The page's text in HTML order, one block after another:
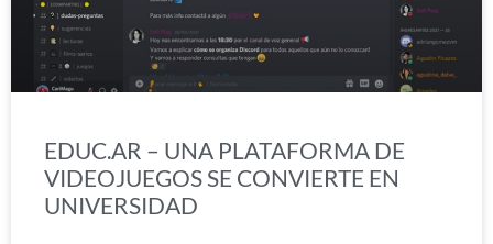
EDUC.AR – UNA PLATAFORMA DE
VIDEOJUEGOS SE CONVIERTE EN
UNIVERSIDAD